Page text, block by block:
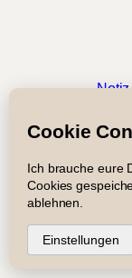
← Notiz
Impressum